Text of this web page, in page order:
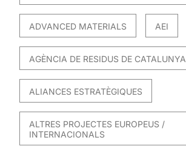
ADVANCED MATERIALS AEI
AGÈNCIA DE RESIDUS DE CATALUNYA
ALIANCES ESTRATÈGIQUES
ALTRES PROJECTES EUROPEUS /
INTERNACIONALS